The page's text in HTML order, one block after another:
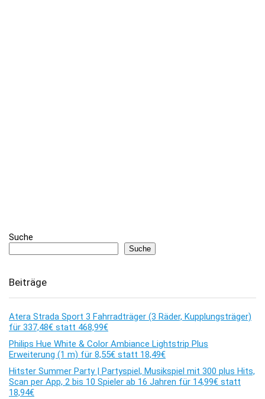
Suche
Suche
Beiträge
Atera Strada Sport 3 Fahrradträger (3 Räder, Kupplungsträger)
für 337,48€ statt 468,99€
Philips Hue White & Color Ambiance Lightstrip Plus
Erweiterung (1 m) für 8,55€ statt 18,49€
Hitster Summer Party | Partyspiel, Musikspiel mit 300 plus Hits,
Scan per App, 2 bis 10 Spieler ab 16 Jahren für 14,99€ statt
18,94€